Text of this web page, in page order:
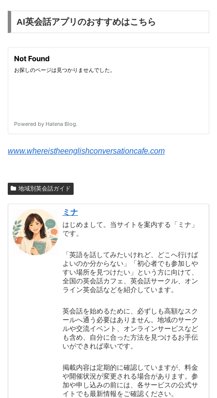
AI英会話アプリのおすすめはこちら
www.whereistheenglishconversationcafe.com
地域別英会話ガイド
ミナ
はじめまして。当サイトを案内する「ミナ」
です。
「英語を話してみたいけれど、どこへ行けば
よいのか分からない」「初心者でも参加しや
すい場所を見つけたい」という方に向けて、
全国の英会話カフェ、英会話サークル、オン
ライン英会話などを紹介しています。
英会話を始めるために、必ずしも高額なスク
ールへ通う必要はありません。地域のサーク
ルや交流イベント、オンラインサービスなど
も含め、自分に合った方法を見つけるお手伝
いができれば幸いです。
掲載内容は定期的に確認していますが、料金
や開催状況が変更される場合があります。参
加や申し込みの前には、各サービスの公式サ
イトでも最新情報をご確認ください。